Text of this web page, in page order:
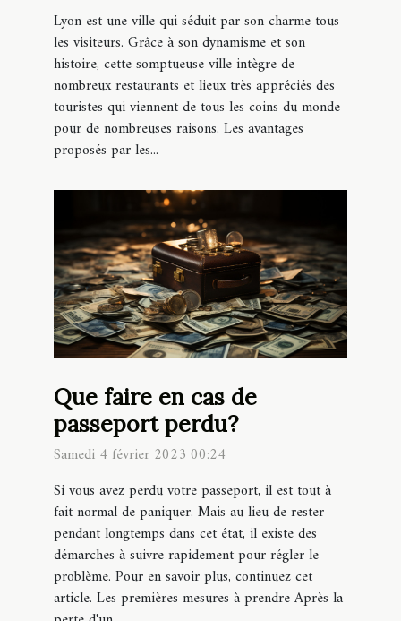
Lyon est une ville qui séduit par son charme tous
les visiteurs. Grâce à son dynamisme et son
histoire, cette somptueuse ville intègre de
nombreux restaurants et lieux très appréciés des
touristes qui viennent de tous les coins du monde
pour de nombreuses raisons. Les avantages
proposés par les...
Que faire en cas de
passeport perdu?
Samedi 4 février 2023 00:24
Si vous avez perdu votre passeport, il est tout à
fait normal de paniquer. Mais au lieu de rester
pendant longtemps dans cet état, il existe des
démarches à suivre rapidement pour régler le
problème. Pour en savoir plus, continuez cet
article. Les premières mesures à prendre Après la